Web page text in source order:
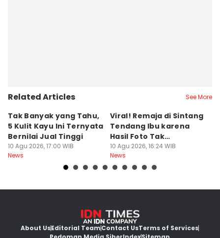
Related Articles See More
Tak Banyak yang Tahu,
5 Kulit Kayu Ini Ternyata
Bernilai Jual Tinggi
10 Agu 2026, 17:00 WIB
News
Viral! Remaja di Sintang
Tendang Ibu karena
Hasil Foto Tak
Memuaskan
10 Agu 2026, 16:24 WIB
News
About UsEditorial TeamContact UsTerms of Services